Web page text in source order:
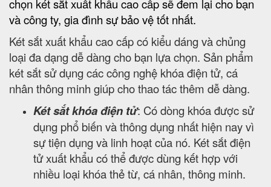
chọn két sắt xuất khẩu cao cấp sẽ đem lại cho bạn
và công ty, gia đình sự bảo vệ tốt nhất.
Két sắt xuất khẩu cao cấp có kiểu dáng và chủng
loại đa dạng dễ dàng cho bạn lựa chọn. Sản phẩm
két sắt sử dụng các công nghệ khóa điện tử, cá
nhân thông minh giúp cho thao tác thêm dễ dàng.
Két sắt khóa điện tử: Có dòng khóa được sử
dụng phổ biến và thông dụng nhất hiện nay vì
sự tiện dụng và linh hoạt của nó. Két sắt điện
tử xuất khẩu có thể được dùng kết hợp với
nhiều loại khóa thẻ từ, cá nhân, thông minh.